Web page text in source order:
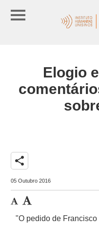
Elogio
share
05 Outubro 2016
"O pedido de